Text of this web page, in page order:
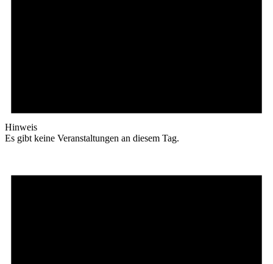
Hinweis
Es gibt keine Veranstaltungen an diesem Tag.